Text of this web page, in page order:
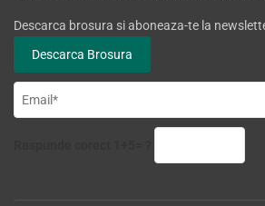
Descarca brosura si aboneaza-te la